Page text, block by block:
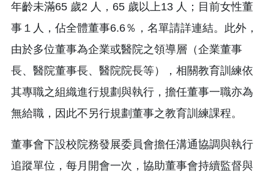
年齡未滿65 歲2 人，65 歲以上13 人；目前女性董
事１人，佔全體董事6.6％，名單請詳連結。此外，
由於多位董事為企業或醫院之領導層（企業董事
長、醫院董事長、醫院院長等），相關教育訓練依
其專職之組織進行規劃與執行，擔任董事一職亦為
無給職，因此不另行規劃董事之教育訓練課程。
董事會下設校院務發展委員會擔任溝通協調與執行
追蹤單位，每月開會一次，協助董事會持續監督與